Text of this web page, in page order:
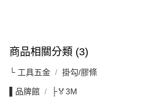
商品相關分類 (3)
└ 工具五金 掛勾/膠條
▌品牌館 ├🏅3M